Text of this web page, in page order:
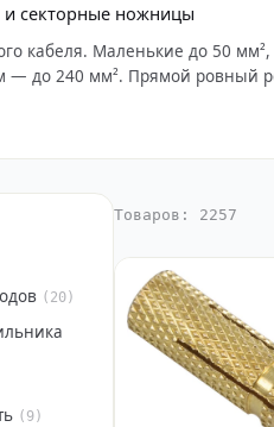
секторные ножницы
кабеля. Маленькие до 50
— до 240 мм². Прямой ровный
(20)
(9)
Товаров: 2257